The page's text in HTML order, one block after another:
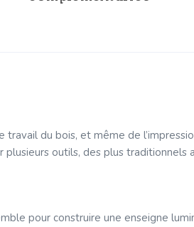
travail du bois, et même de
plusieurs outils, des plus
pour construire une enseigne